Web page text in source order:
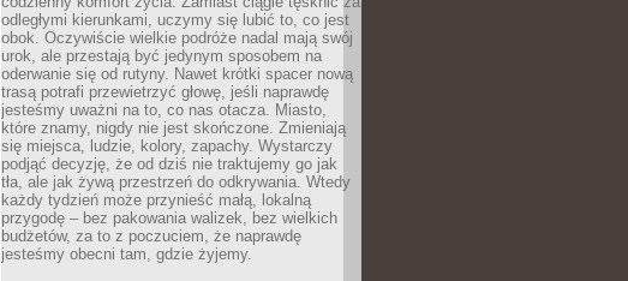
odległymi kierunkami, uczymy się lubić to, co jest
obok. Oczywiście wielkie podróże nadal mają swój
urok, ale przestają być jedynym sposobem na
oderwanie się od rutyny. Nawet krótki spacer nową
trasą potrafi przewietrzyć głowę, jeśli naprawdę
jesteśmy uważni na to, co nas otacza. Miasto,
które znamy, nigdy nie jest skończone. Zmieniają
się miejsca, ludzie, kolory, zapachy. Wystarczy
podjąć decyzję, że od dziś nie traktujemy go jak
tła, ale jak żywą przestrzeń do odkrywania. Wtedy
każdy tydzień może przynieść małą, lokalną
przygodę – bez pakowania walizek, bez wielkich
budżetów, za to z poczuciem, że naprawdę
jesteśmy obecni tam, gdzie żyjemy.